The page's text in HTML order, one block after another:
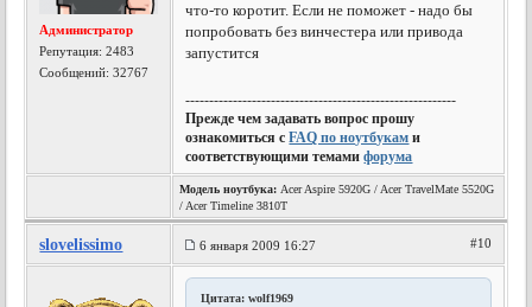
Администратор
Репутация:2483
Сообщений: 32767
что-то коротит. Если не поможет - надо бы
попробовать без винчестера или привода
запустится
---------------------------------------------------------
Прежде чем задавать вопрос прошу
ознакомиться сFAQ по ноутбукам и
соответствующими темамифорума
Модель ноутбука: Acer Aspire 5920G / Acer TravelMate 5520G
/ Acer Timeline 3810T
slovelissimo 6 января 2009 16:27 #10
Цитата: wolf1969